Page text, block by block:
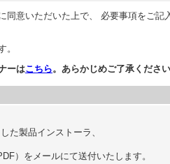
意いただいた上で、 必要事項をご記
。
ーはこちら。あらかじめご了承ください
た製品インストーラ、
）をメールにて送付いたします。